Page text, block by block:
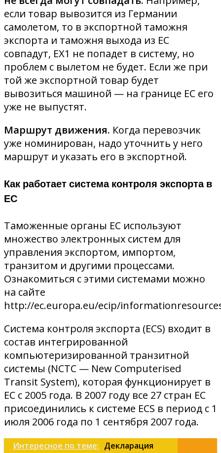
если товар вывозится из Германии
самолетом, то в экспортной таможня
экспорта и таможня выхода из ЕС
совпадут, ЕХ1 не попадет в систему, но
проблем с вылетом не будет. Если же при
той же экспортной товар будет
вывозиться машиной — на границе ЕС его
уже не выпустят.
Маршрут движения. Когда перевозчик
уже номинирован, надо уточнить у него
маршрут и указать его в экспортной.
Как работает система контроля экспорта в
ЕС
Таможенные органы ЕС используют
множество электронных систем для
управления экспортом, импортом,
транзитом и другими процессами.
Ознакомиться с этими системами можно
на сайте
http://ec.europa.eu/ecip/
Система контроля экспорта (ECS) входит в
состав интегрированной
компьютеризированной транзитной
системы (NCTC — New Computerised
Transit System), которая функционирует в
ЕС с 2005 года. В 2007 году все 27 стран ЕС
присоединились к системе ECS в период с 1
июля 2006 года по 1 сентября 2007 года.
Интересное по теме: Декларация